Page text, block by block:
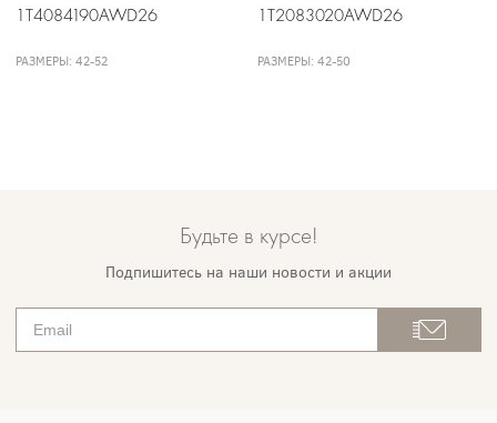
1T4084190AWD26
РАЗМЕРЫ: 42-52
1T2083020AWD26
РАЗМЕРЫ: 42-50
Будьте в курсе!
Подпишитесь на наши новости и акции